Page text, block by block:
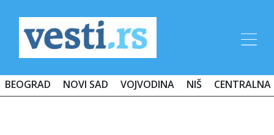
BEOGRAD NOVI SAD VOJVODINA NIŠ CENTRALNA